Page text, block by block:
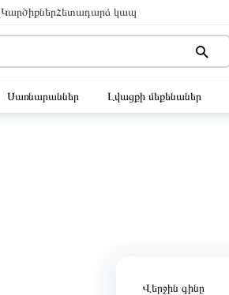
ԿարծիքներՀետադարձ կապ
Սառնարաններ Լվացքի մեքենաներ
Վերջին գինը